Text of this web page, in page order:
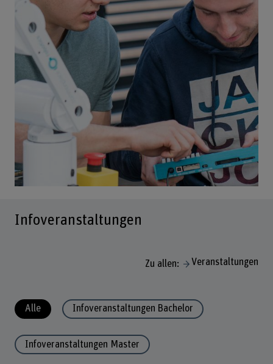
Infoveranstaltungen
Zu allen: Veranstaltungen
Alle Infoveranstaltungen Bachelor
Infoveranstaltungen Master